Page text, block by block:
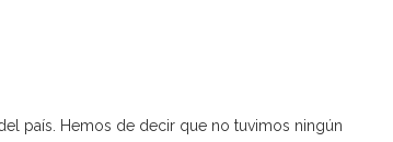
país. Hemos de decir que no tuvimos ningún